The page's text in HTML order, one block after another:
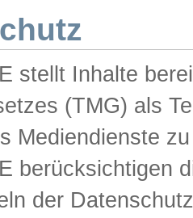
stellt Inhalte
(TMG) als
Mediendienste
berücksichtigen
der